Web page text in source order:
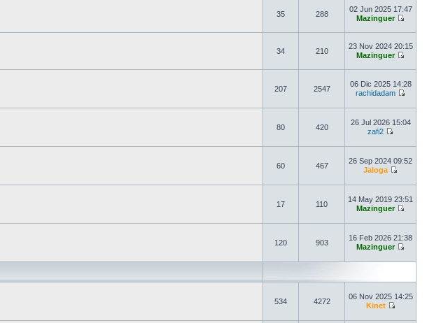
35 288
02 Jun 2025 17:47
Mazinguer
34 210
23 Nov 2024 20:15
Mazinguer
207 2547
06 Dic 2025 14:28
rachidadam
80 420
26 Jul 2026 15:04
zafi2
60 467
26 Sep 2024 09:52
Jaloga
17 110
14 May 2019 23:51
Mazinguer
120 903
16 Feb 2026 21:38
Mazinguer
534 4272
06 Nov 2025 14:25
Kinet